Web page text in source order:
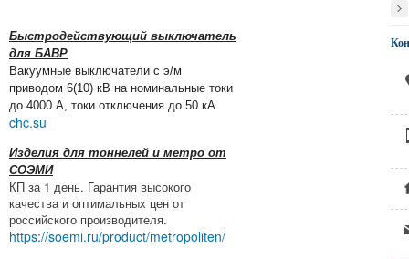
Быстродействующий выключатель
для БАВР
Вакуумные выключатели с э/м
приводом 6(10) кВ на номинальные токи
до 4000 А, токи отключения до 50 кА
chc.su
Изделия для тоннелей и метро от
СОЭМИ
КП за 1 день. Гарантия высокого
качества и оптимальных цен от
российского производителя.
https://soemi.ru/product/metropoliten/